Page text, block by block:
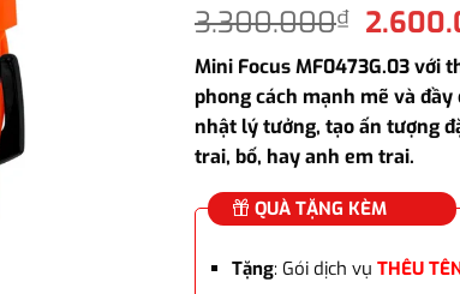
3.300.000₫ Giá
gốc
là:
Mini Focus MF0473G.03 với
phong cách mạnh mẽ và
nhật lý tưởng, tạo ấn tượng
trai, bố, hay anh em trai.
QUÀ TẶNG KÈM
Tặng: Gói dịch vụ THÊU